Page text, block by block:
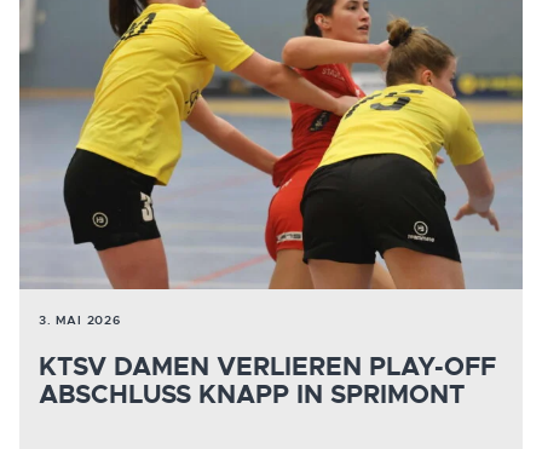
3. MAI 2026
KTSV DAMEN VERLIEREN PLAY-OFF
ABSCHLUSS KNAPP IN SPRIMONT